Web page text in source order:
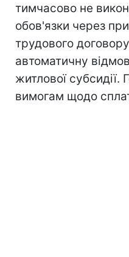
тимчасово не
обов'язки через
трудового
автоматичну
житлової субсидії.
вимогам щодо